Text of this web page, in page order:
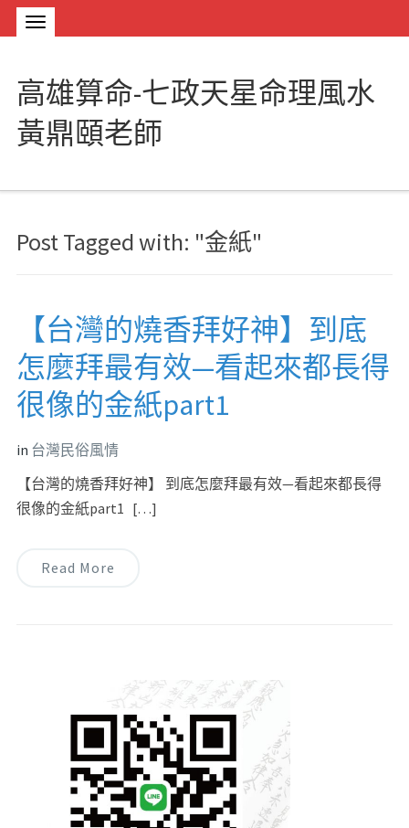
高雄算命-七政天星命理風水
黃鼎頤老師
Post Tagged with: "金紙"
【台灣的燒香拜好神】到底
怎麼拜最有效—看起來都長得
很像的金紙part1
in 台灣民俗風情
【台灣的燒香拜好神】 到底怎麼拜最有效—看起來都長得
很像的金紙part1 […]
Read More